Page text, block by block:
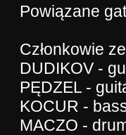
Powiązane
Członkowie
DUDIKOV -
PĘDZEL -
KOCUR -
MACZO -